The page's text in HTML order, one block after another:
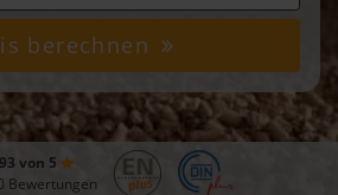
berechnen
von 5
Bewertungen